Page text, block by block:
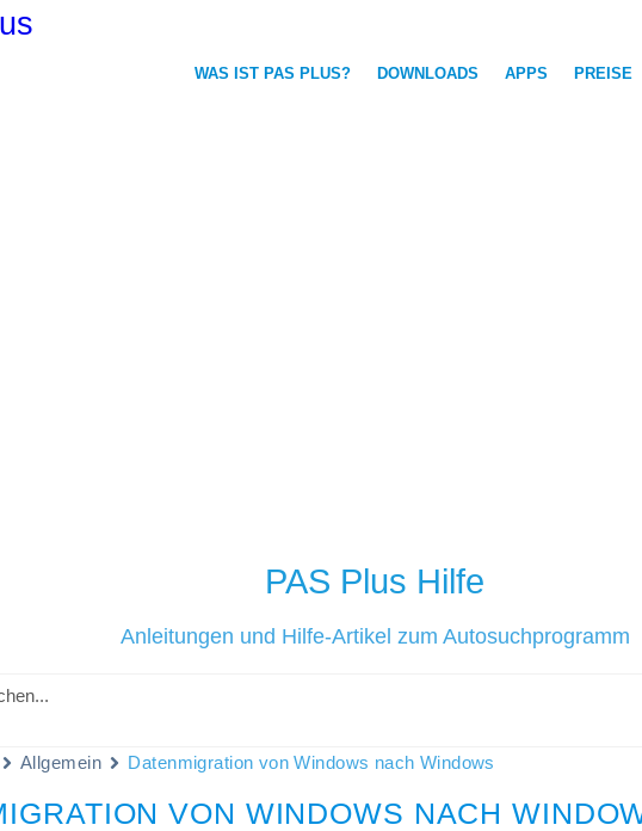
WAS IST PAS PLUS? DOWNLOADS APPS PREISE
PAS Plus Hilfe
Anleitungen und Hilfe-Artikel zum Autosuchprogramm
Allgemein Datenmigration von Windows nach Windows
VON WINDOWS NACH